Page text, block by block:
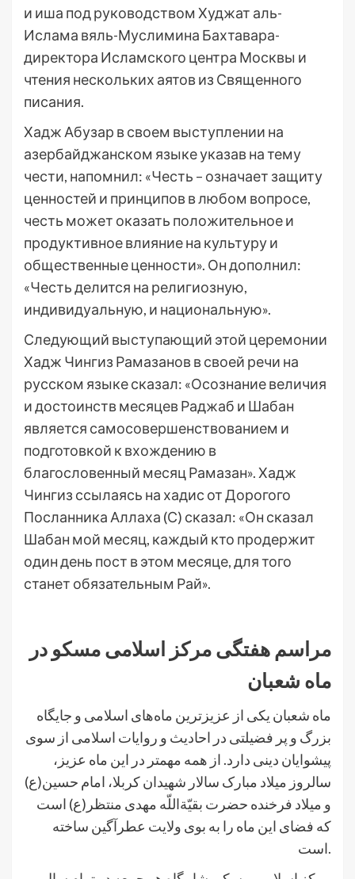
и иша под руководством Худжат аль-
Ислама вяль-Муслимина Бахтавара-
директора Исламского центра Москвы и
чтения нескольких аятов из Священного
писания.
Хадж Абузар в своем выступлении на
азербайджанском языке указав на тему
чести, напомнил: «Честь – означает защиту
ценностей и принципов в любом вопросе,
честь может оказать положительное и
продуктивное влияние на культуру и
общественные ценности». Он дополнил:
«Честь делится на религиозную,
индивидуальную, и национальную».
Следующий выступающий этой церемонии
Хадж Чингиз Рамазанов в своей речи на
русском языке сказал: «Осознание величия
и достоинств месяцев Раджаб и Шабан
является самосовершенствованием и
подготовкой к вхождению в
благословенный месяц Рамазан». Хадж
Чингиз ссылаясь на хадис от Дорогого
Посланника Аллаха (С) сказал: «Он сказал
Шабан мой месяц, каждый кто продержит
один день пост в этом месяце, для того
станет обязательным Рай».
مراسم هفتگی مرکز اسلامی مسکو در
ماه شعبان
ماه شعبان یکی از عزیزترین ماه‌های اسلامی و جایگاه
بزرگ و پر فضیلتى در احادیث و روایات اسلامى از سوى
پیشوایان دینى دارد. از همه مهمتر در این ماه عزیز،
سالروز میلاد مبارک سالار شهیدان کربلا، امام حسین(ع)
و میلاد فرخنده حضرت بقیّة‌اللّه مهدی منتظر(ع) است
که فضای این ماه را به بوی ولایت عطرآگین ساخته
است.